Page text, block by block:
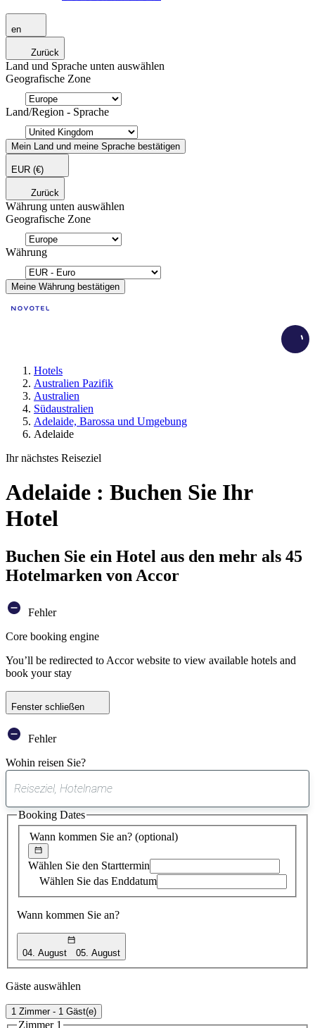
en
Zurück
Land und Sprache unten auswählen
Geografische Zone
Land/Region - Sprache
Mein Land und meine Sprache bestätigen
EUR (€)
Zurück
Währung unten auswählen
Geografische Zone
Währung
Meine Währung bestätigen
Hotels
Australien Pazifik
Australien
Südaustralien
Adelaide, Barossa und Umgebung
Adelaide
Ihr nächstes Reiseziel
Adelaide : Buchen Sie Ihr
Hotel
Buchen Sie ein Hotel aus den mehr als 45
Hotelmarken von Accor
Fehler
Core booking engine
You’ll be redirected to Accor website to view available hotels and
book your stay
Fenster schließen
Fehler
Wohin reisen Sie?
gefundener
Vorschlag
Wann kommen Sie an? (optional)
Wählen Sie den Starttermin
Wählen Sie das Enddatum
Wann kommen Sie an?
04. August 05. August
Booking Dates
Gäste auswählen
1 Zimmer - 1 Gäst(e)
Zimmer 1